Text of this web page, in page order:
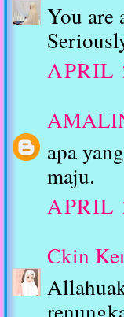
You are
APRIL
apa
maju.
APRIL
Ckin